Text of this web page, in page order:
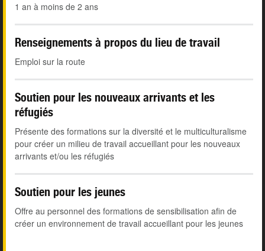
1 an à moins de 2 ans
Renseignements à propos du lieu de travail
Emploi sur la route
Soutien pour les nouveaux arrivants et les
réfugiés
Présente des formations sur la diversité et le multiculturalisme
pour créer un milieu de travail accueillant pour les nouveaux
arrivants et/ou les réfugiés
Soutien pour les jeunes
Offre au personnel des formations de sensibilisation afin de
créer un environnement de travail accueillant pour les jeunes